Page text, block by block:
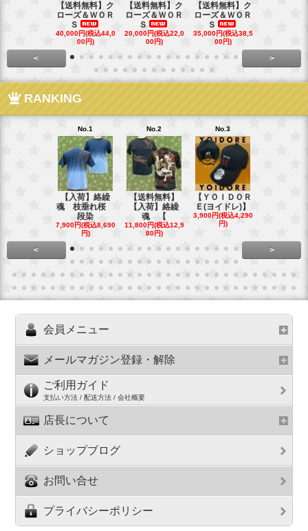
【送料無料】ク
ローズ＆ＷＯＲ
Ｓ
40,000円(税込44,0
00円)
【送料無料】ク
ローズ＆ＷＯＲ
Ｓ
20,000円(税込22,0
00円)
【送料無料】ク
ローズ＆ＷＯＲ
Ｓ
35,000円(税込38,5
00円)
< >
RANKING
No.1
【入荷】絡繰
魂 枝垂れ桜
段染
7,900円(税込8,690
円)
No.2
【送料無料】
【入荷】絡繰
魂 【
11,800円(税込12,9
80円)
No.3
【ＹＯＩＤＯＲ
Ｅ(ヨイドレ)】
3,900円(税込4,290
円)
< >
会員メニュー
メールマガジン登録・解除
ご利用ガイド
支払い方法 / 配送方法 / 会社概要
店長について
ショップブログ
お問い合せ
プライバシーポリシー